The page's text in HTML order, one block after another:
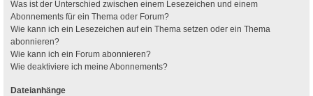
Was ist der Unterschied zwischen einem Lesezeichen und einem
Abonnements für ein Thema oder Forum?
Wie kann ich ein Lesezeichen auf ein Thema setzen oder ein Thema
abonnieren?
Wie kann ich ein Forum abonnieren?
Wie deaktiviere ich meine Abonnements?
Dateianhänge